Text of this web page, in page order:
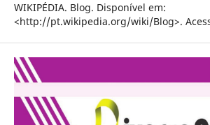
WIKIPÉDIA. Blog. Disponível em:
<http://pt.wikipedia.org/wiki/Blog>.